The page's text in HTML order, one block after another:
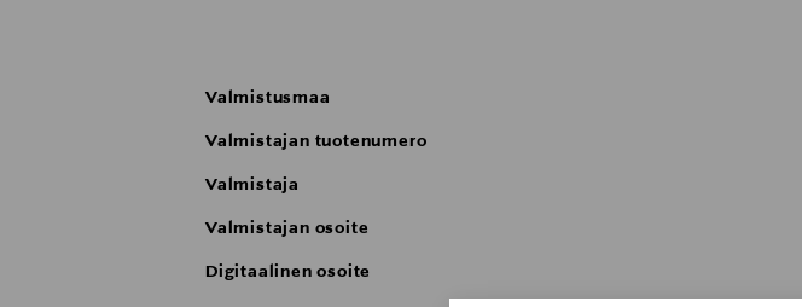
Valmistusmaa
Valmistajan tuotenumero
Valmistaja
Valmistajan osoite
Digitaalinen osoite